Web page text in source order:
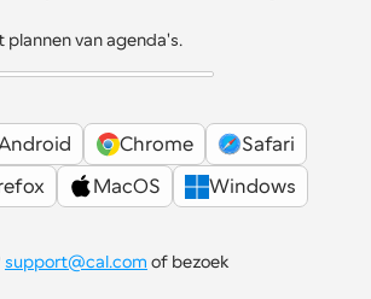
plannen van agenda's.
Chrome
Safari
MacOS
Windows
support@cal.com